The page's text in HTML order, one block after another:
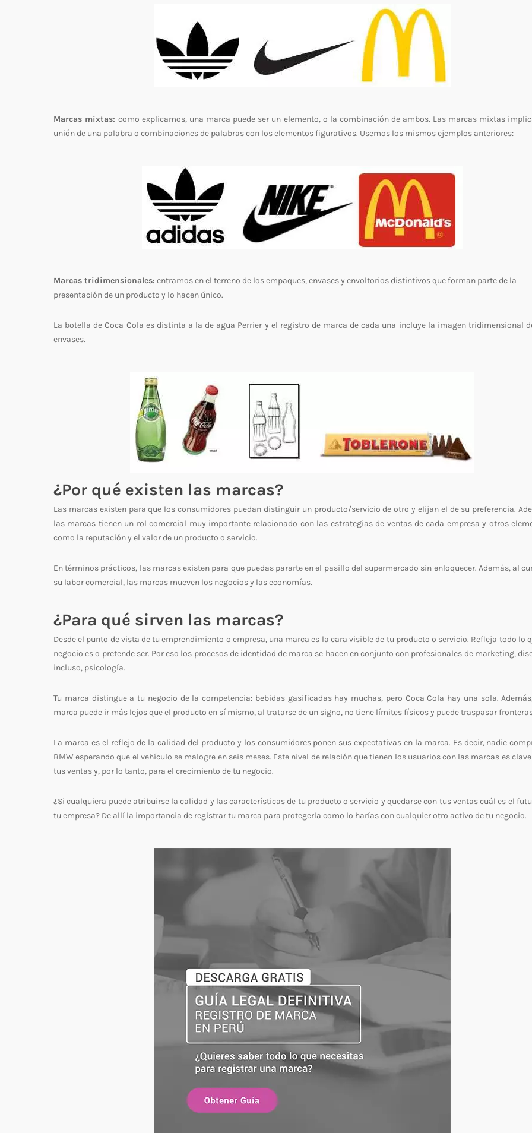
Marcas mixtas:como explicamos, una marca puede ser un elemento, o la combinación de ambos. Las marcas mixtas
unión de una palabra o combinaciones de palabras con los elementos figurativos. Usemos los mismos ejemplos anteriores:
Marcas tridimensionales: entramos en el terreno de los empaques, envases y envoltorios distintivos que forman parte de la
presentación de un producto y lo hacen único.
La botella de Coca Cola es distinta a la de agua Perrier y el registro de marca de cada una incluye la imagen tridimensional
envases.
¿Por qué existen las marcas?
Las marcas existen para que los consumidores puedan distinguir un producto/servicio de otro y elijan el de su preferencia.
las marcas tienen un rol comercial muy importante relacionado con las estrategias de ventas de cada empresa y otros
como la reputación y el valor de un producto o servicio.
En términos prácticos, las marcas existen para que puedas pararte en el pasillo del supermercado sin enloquecer. Además, al
su labor comercial, las marcas mueven los negocios y las economías.
¿Para qué sirven las marcas?
Desde el punto de vista de tu emprendimiento o empresa, una marca es la cara visible de tu producto o servicio. Refleja todo lo
negocio es o pretende ser. Por eso los procesos de identidad de marca se hacen en conjunto con profesionales de marketing,
incluso, psicología.
Tu marca distingue a tu negocio de la competencia: bebidas gasificadas hay muchas, pero Coca Cola hay una sola.
marca puede ir más lejos que el producto en sí mismo, al tratarse de un signo, no tiene límites físicos y puede traspasar
La marca es el reflejo de la calidad del producto y los consumidores ponen sus expectativas en la marca. Es decir, nadie
BMW esperando que el vehículo se malogre en seis meses. Este nivel de relación que tienen los usuarios con las marcas es
tus ventas y, por lo tanto, para el crecimiento de tu negocio.
¿Si cualquiera puede atribuirse la calidad y las características de tu producto o servicio y quedarse con tus ventas cuál es el
tu empresa? De allí la importancia de registrar tu marca para protegerla como lo harías con cualquier otro activo de tu negocio.